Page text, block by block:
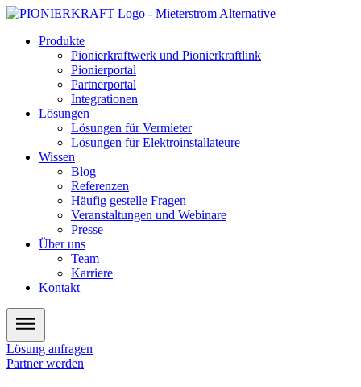
Zum
wechselnProdukte
Pionierkraftwerk und Pionierkraftlink
Pionierportal
Partnerportal
Integrationen
Lösungen
Lösungen für Vermieter
Lösungen für Elektroinstallateure
Wissen
Blog
Referenzen
Häufig gestelle Fragen
Veranstaltungen und Webinare
Presse
Über uns
Team
Karriere
Kontakt
Lösung anfragen
Partner werden